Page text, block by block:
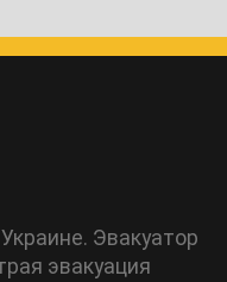
Эвакуатор
эвакуация